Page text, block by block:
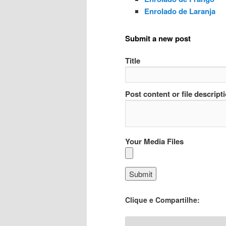
Enrolado de Laranja
Submit a new post
Title
Post content or file
Your Media Files
Clique e Compartilhe: